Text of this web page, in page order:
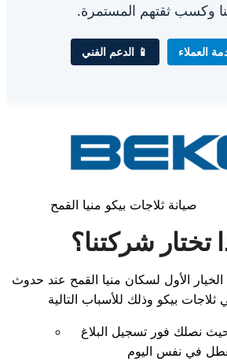
وكسب ثقتهم المستمرة.
العملاء 📱 الدعم الفني
صيانة ثلاجات بيكو منيا القمح
تختار شركتنا؟
الأول لسكان منيا القمح عند حدوث
نصلك فور تسجيل البلاغ